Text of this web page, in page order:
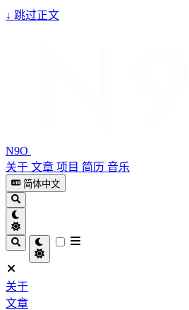
↓ 跳过正文
N9O
关于 文章 项目 简历 音乐
简体中文
关于
文章